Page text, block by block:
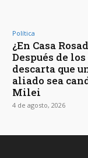
Política
¿En Casa
Después de
descarta que
aliado sea
Milei
4 de agosto, 2026